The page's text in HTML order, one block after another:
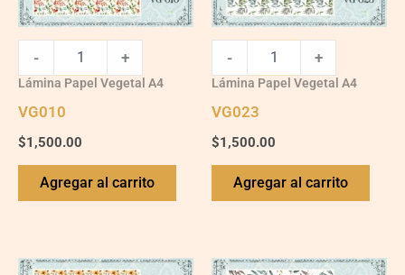
- +
Lámina Papel Vegetal A4
VG010
$1,500.00
Agregar al carrito
- +
Lámina Papel Vegetal A4
VG023
$1,500.00
Agregar al carrito
VG012
VG024